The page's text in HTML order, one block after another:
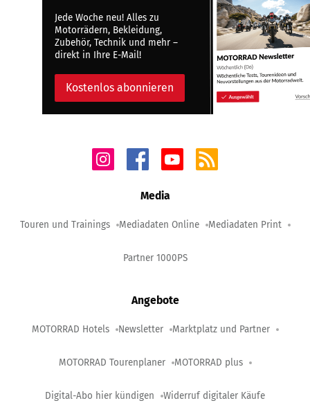
Jede Woche neu! Alles zu
Motorrädern, Bekleidung,
Zubehör, Technik und mehr –
direkt in Ihre E-Mail!
Kostenlos abonnieren
Media
Touren und Trainings Mediadaten Online Mediadaten Print
Partner 1000PS
Angebote
MOTORRAD Hotels Newsletter Marktplatz und Partner
MOTORRAD Tourenplaner MOTORRAD plus
Digital-Abo hier kündigen Widerruf digitaler Käufe